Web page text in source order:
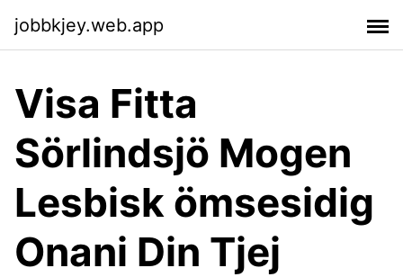
jobbkjey.web.app
Visa Fitta
Sörlindsjö Mogen
Lesbisk ömsesidig
Onani Din Tjej